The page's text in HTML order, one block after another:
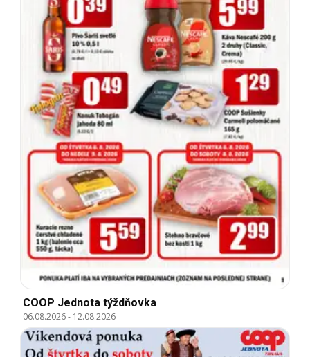
COOP Jednota týždňovka
06.08.2026- 12.08.2026